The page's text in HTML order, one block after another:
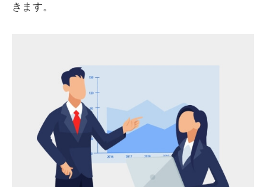
きます。